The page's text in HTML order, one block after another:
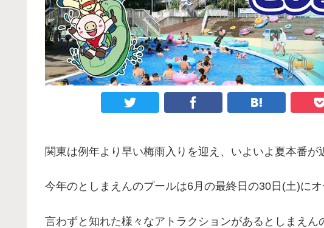
関東は例年より早い梅雨入りを迎え、いよいよ夏本番が
今年のとしまえんのプールは6月の最終日の30日(土)にオ
言わずと知れた様々なアトラクションがあるとしまえん